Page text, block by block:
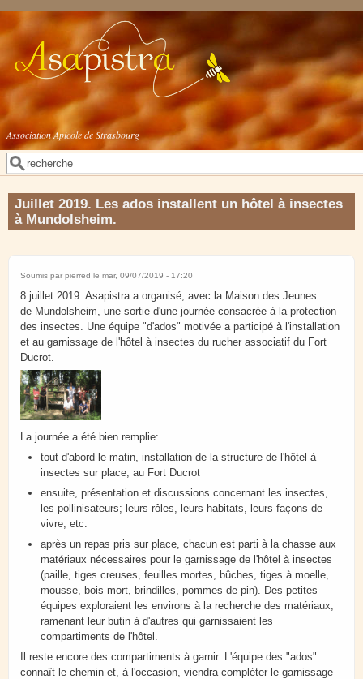
Aller au contenu principal
Association Apicole de Strasbourg
Formulaire de recherche
Rechercher
Juillet 2019. Les ados installent un hôtel à insectes
à Mundolsheim.
Soumis par pierred le mar, 09/07/2019 - 17:20
8 juillet 2019. Asapistra a organisé, avec la Maison des Jeunes
de Mundolsheim, une sortie d'une journée consacrée à la protection
des insectes. Une équipe "d'ados" motivée a participé à l'installation
et au garnissage de l'hôtel à insectes du rucher associatif du Fort
Ducrot.
La journée a été bien remplie:
tout d'abord le matin, installation de la structure de l'hôtel à
insectes sur place, au Fort Ducrot
ensuite, présentation et discussions concernant les insectes,
les pollinisateurs; leurs rôles, leurs habitats, leurs façons de
vivre, etc.
après un repas pris sur place, chacun est parti à la chasse aux
matériaux nécessaires pour le garnissage de l'hôtel à insectes
(paille, tiges creuses, feuilles mortes, bûches, tiges à moelle,
mousse, bois mort, brindilles, pommes de pin). Des petites
équipes exploraient les environs à la recherche des matériaux,
ramenant leur butin à d'autres qui garnissaient les
compartiments de l'hôtel.
Il reste encore des compartiments à garnir. L'équipe des "ados"
connaît le chemin et, à l'occasion, viendra compléter le garnissage